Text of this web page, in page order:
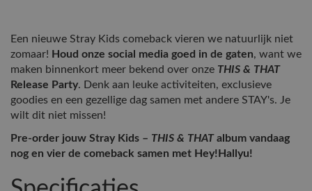
Een nieuwe Stray Kids comeback vieren we natuurlijk niet
zomaar! Houd onze social media goed in de gaten, want we
maken binnenkort meer bekend over onze THIS & THAT
Release Party. Denk aan leuke activiteiten, exclusieve
goodies en een gezellige dag samen met andere STAY's. Je
wilt dit niet missen!
Pre-order jouw Stray Kids – THIS & THATalbum vandaag
nog en vier de comeback samen met Hey!Hallyu!